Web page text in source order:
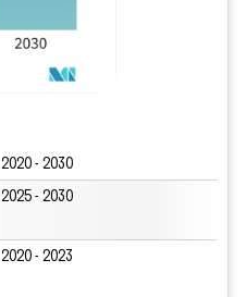
2020 - 2030
2025 - 2030
2020 - 2023